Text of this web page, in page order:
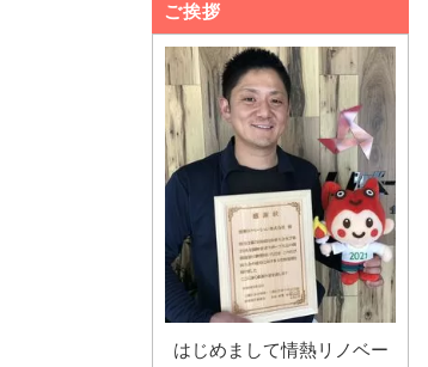
ご挨拶
はじめまして情熱リノベー